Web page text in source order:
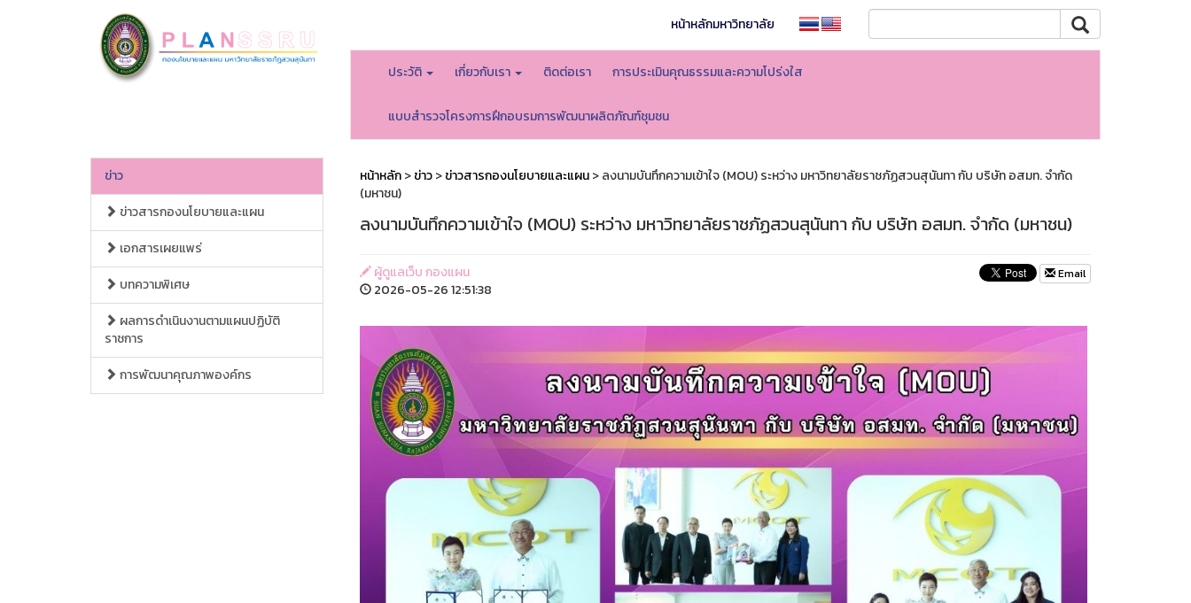
หน้าหลักมหาวิทยาลัย
ประวัติ เกี่ยวกับเรา ติดต่อเรา การประเมินคุณธรรมและความโปร่งใส
แบบสำรวจโครงการฝึกอบรมการพัฒนาผลิตภัณฑ์ชุมชน
ข่าว
ข่าวสารกองนโยบายและแผน
เอกสารเผยแพร่
บทความพิเศษ
ผลการดำเนินงานตามแผนปฏิบัติ
ราชการ
การพัฒนาคุณภาพองค์กร
หน้าหลัก>ข่าว>ข่าวสารกองนโยบายและแผน> ลงนามบันทึกความเข้าใจ (MOU) ระหว่าง มหาวิทยาลัยราชภัฏสวนสุนันทา กับ บริษัท อสมท. จำกัด
(มหาชน)
ลงนามบันทึกความเข้าใจ (MOU) ระหว่าง มหาวิทยาลัยราชภัฏสวนสุนันทา กับ บริษัท อสมท. จำกัด (มหาชน)
ผู้ดูแลเว็บ กองแผน
2026-05-26 12:51:38
Email